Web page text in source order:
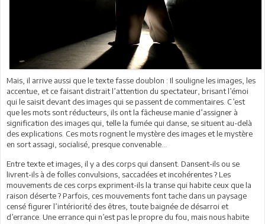
Mais, il arrive aussi que le texte fasse doublon : Il souligne les images, les
accentue, et ce faisant distrait l’attention du spectateur, brisant l’émoi
qui le saisit devant des images qui se passent de commentaires. C’est
que les mots sont réducteurs, ils ont la fâcheuse manie d’assigner à
signification des images qui, telle la fumée qui danse, se situent au-delà
des explications. Ces mots rognent le mystère des images et le mystère
en sort assagi, socialisé, presque convenable...
Entre texte et images, il y a des corps qui dansent. Dansent-ils ou se
livrent-ils à de folles convulsions, saccadées et incohérentes ? Les
mouvements de ces corps expriment-ils la transe qui habite ceux que la
raison déserte ? Parfois, ces mouvements font tache dans un paysage
censé figurer l’intériorité des êtres, toute baignée de désarroi et
d’errance. Une errance qui n’est pas le propre du fou, mais nous habite